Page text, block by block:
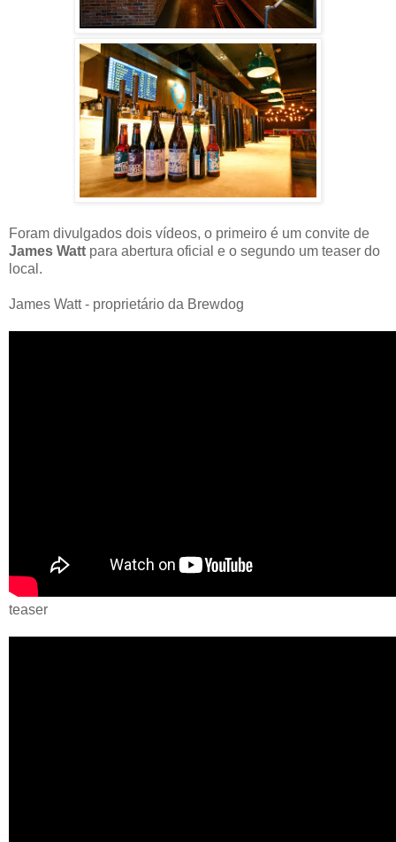
Foram divulgados dois vídeos, o primeiro é um convite de
James Watt para abertura oficial e o segundo um teaser do
local.
James Watt - proprietário da Brewdog
teaser